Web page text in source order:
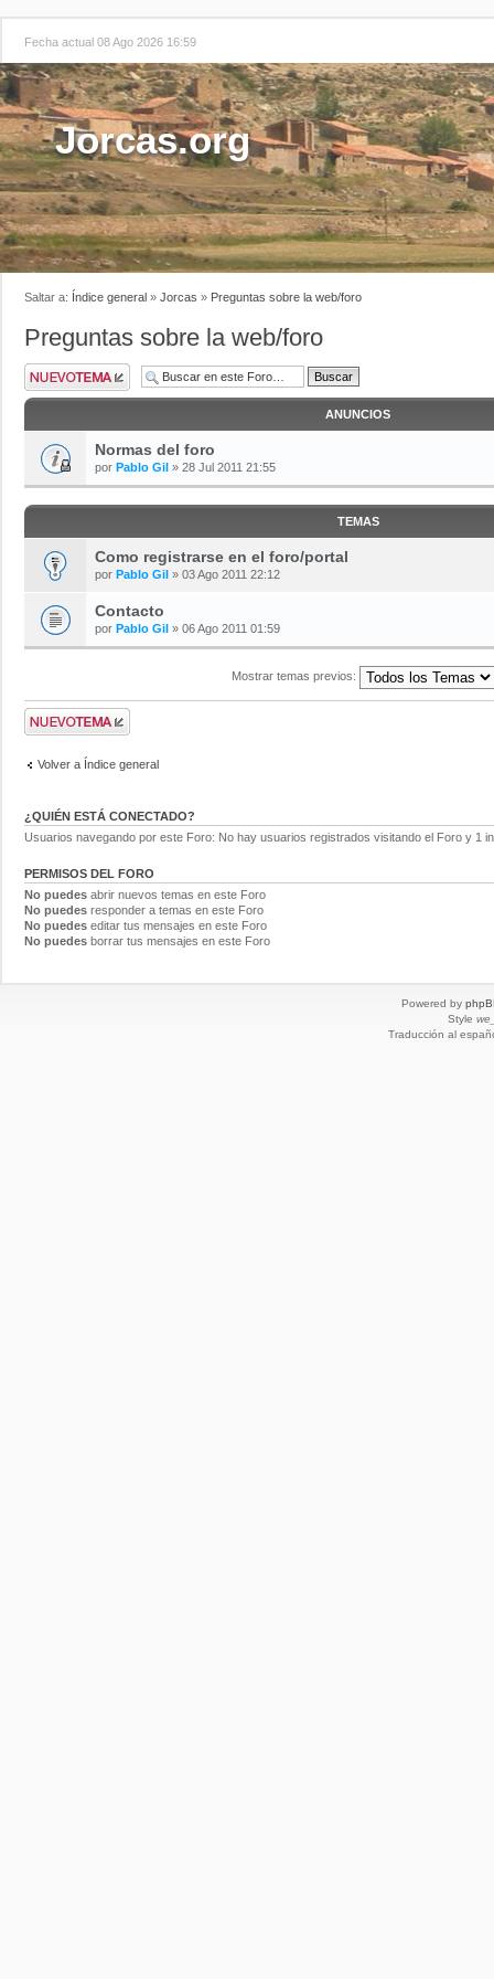
Fecha actual 08 Ago 2026 16:59
Jorcas.org
Saltar a: Índice general » Jorcas » Preguntas sobre la web/foro
Preguntas sobre la web/foro
ANUNCIOS
Normas del foro
por Pablo Gil » 28 Jul 2011 21:55
TEMAS
Como registrarse en el foro/portal
por Pablo Gil » 03 Ago 2011 22:12
Contacto
por Pablo Gil » 06 Ago 2011 01:59
Mostrar temas previos:
Volver a Índice general
¿QUIÉN ESTÁ CONECTADO?
Usuarios navegando por este Foro: No hay usuarios registrados visitando el Foro y 1
PERMISOS DEL FORO
No puedes abrir nuevos temas en este Foro
No puedes responder a temas en este Foro
No puedes editar tus mensajes en este Foro
No puedes borrar tus mensajes en este Foro
Powered by
Style
Traducción al